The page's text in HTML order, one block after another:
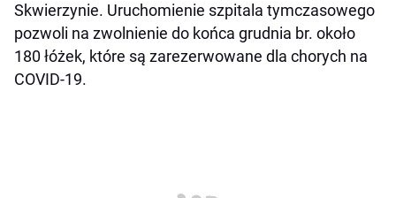
Skwierzynie. Uruchomienie szpitala tymczasowego
pozwoli na zwolnienie do końca grudnia br. około
180 łóżek, które są zarezerwowane dla chorych na
COVID-19.